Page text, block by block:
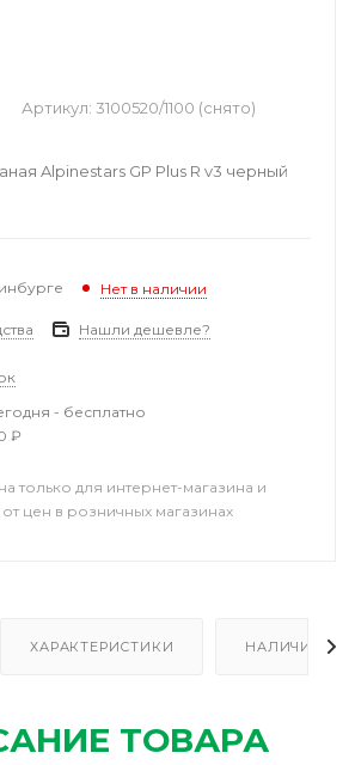
Артикул: 3100520/1100 (снято)
Alpinestars GP Plus R v3 черный
Нет в наличии
Нашли дешевле?
- бесплатно
₽
только для интернет-магазина и
цен в розничных магазинах
ХАРАКТЕРИСТИКИ НАЛИЧИЕ В
ТОВАРА